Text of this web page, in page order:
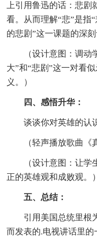
上引用鲁迅的话：悲剧
看。从而理解“悲”是指
的悲剧”这一课题的深刻
（设计意图：调
大”和“悲剧”这一对看
义。）
四、感悟升华：
谈谈你对英雄的认
（轻声播放歌曲《
（设计意图：让
正的英雄观和成败观。）
五、总结：
引用美国总统里根
而发表的.电视讲话里